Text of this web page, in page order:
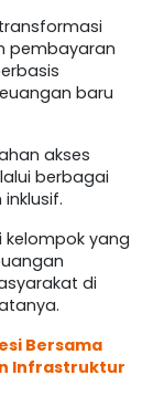
pembayaran
baru
akses
berbagai
kelompok yang
di
Bersama
Infrastruktur